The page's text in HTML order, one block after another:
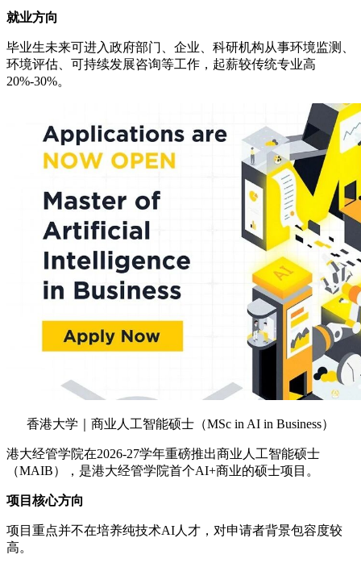
就业方向
毕业生未来可进入政府部门、企业、科研机构从事环境监测、
环境评估、可持续发展咨询等工作，起薪较传统专业高
20%-30%。
香港大学｜商业人工智能硕士（MSc in AI in Business）
港大经管学院在2026-27学年重磅推出商业人工智能硕士
（MAIB），是港大经管学院首个AI+商业的硕士项目。
项目核心方向
项目重点并不在培养纯技术AI人才，对申请者背景包容度较
高。